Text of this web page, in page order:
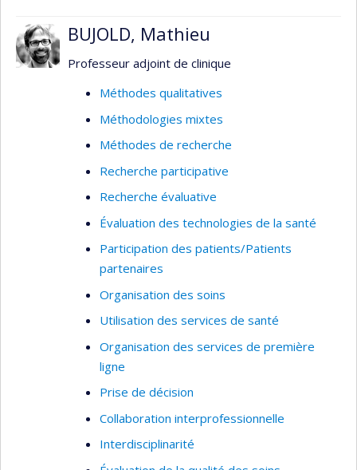
(évaluation réaliste, évaluation fondée sur
recommandations pratiques pour leur
application, aidant ainsi les analystes et les
mieux adaptées à leurs besoins.
en évaluation :Cet axe examine les
capacités d’évaluation dans des secteurs
spécifiques (vieillissement, santé LGBTQ+,
etc.), en tenant compte des interactions
entre les organisations. Il vise à développer
une compréhension globale de ces
capacités afin de mieux répondre aux
besoins spécifiques de chaque secteur en
Renforcer les structures et politiques
travaux du deuxième axe, cet axe étudie
les stratégies pour renforcer l’utilisation et
la pérennisation des pratiques d’évaluation
dans les organisations de santé. Il explore
BUJOLD, Mathieu
Professeur adjoint de clinique
Méthodes qualitatives
Méthodologies mixtes
Méthodes de recherche
Recherche participative
Recherche évaluative
Évaluation des technologies de la santé
Participation des patients/Patients
partenaires
Organisation des soins
Utilisation des services de santé
Organisation des services de première
ligne
Prise de décision
Collaboration interprofessionnelle
Interdisciplinarité